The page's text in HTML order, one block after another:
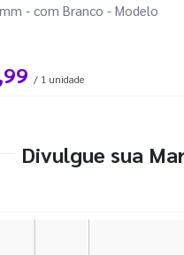
- com Branco - Modelo
/ 1 unidade
Divulgue sua